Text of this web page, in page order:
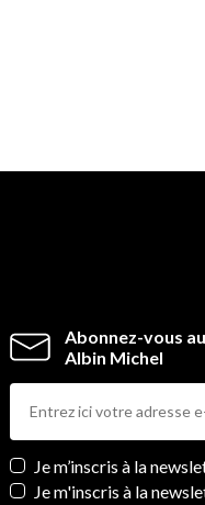
Abonnez-vous
Albin Michel
Newsletters
Je m’inscris à la
Je m'inscris à la